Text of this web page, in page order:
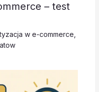
– test
w e-commerce